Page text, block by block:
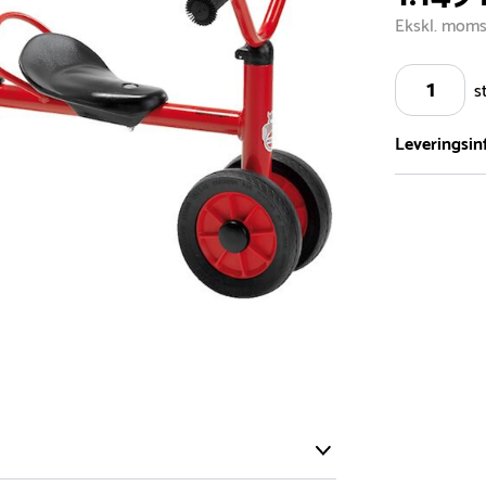
Ekskl. moms